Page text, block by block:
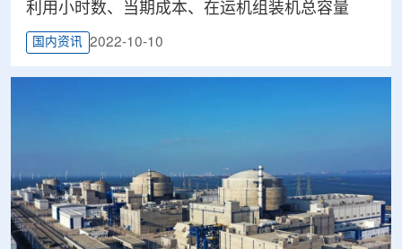
利用小时数、当期成本、在运机组装机总容量
国内资讯 2022-10-10